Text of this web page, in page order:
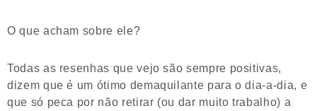
O que acham sobre ele?
Todas as resenhas que vejo são sempre positivas,
dizem que é um ótimo demaquilante para o dia-a-dia, e
que só peca por não retirar (ou dar muito trabalho) a